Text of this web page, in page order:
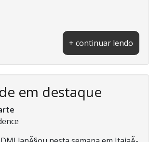
+ continuar lendo
em destaque